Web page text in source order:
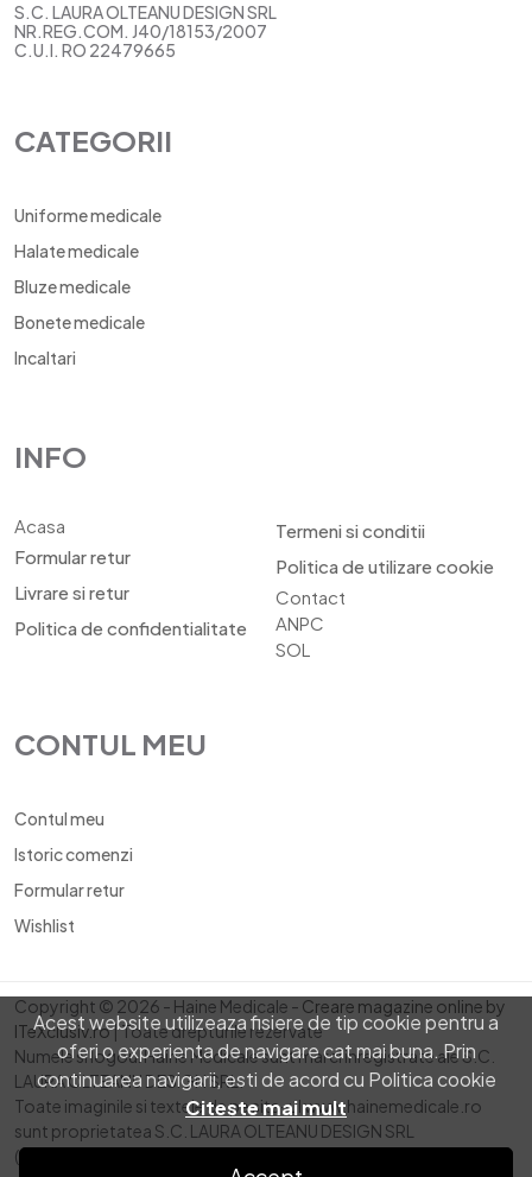
S.C. LAURA OLTEANU DESIGN SRL
NR.REG.COM. J40/18153/2007
C.U.I. RO 22479665
CATEGORII
Uniforme medicale
Halate medicale
Bluze medicale
Bonete medicale
Incaltari
INFO
Acasa
Formular retur
Livrare si retur
Politica de confidentialitate
Termeni si conditii
Politica de utilizare cookie
Contact
ANPC
SOL
CONTUL MEU
Contul meu
Istoric comenzi
Formular retur
Wishlist
Copyright © 2026 - Haine Medicale - Creare magazine online by
ITeXclusiv.ro| Toate drepturile rezervate
Numele si logoul Haine Medicale sunt marci inregistrate ale S.C.
LAURA OLTEANU DESIGN SRL.
Toate imaginile si textele de pe site-ul www.hainemedicale.ro
sunt proprietatea S.C. LAURA OLTEANU DESIGN SRL
( Daca nu este altfel specificat )
Acest website utilizeaza fisiere de tip cookie pentru a
oferi o experienta de navigare cat mai buna. Prin
continuarea navigarii, esti de acord cu Politica cookie
Citeste mai mult